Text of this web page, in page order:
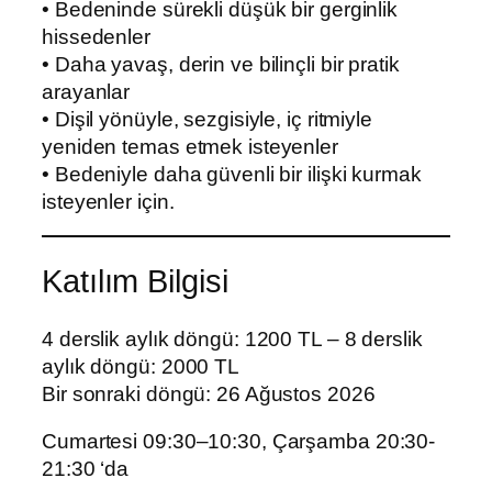
• Bedeninde sürekli düşük bir gerginlik
hissedenler
• Daha yavaş, derin ve bilinçli bir pratik
arayanlar
• Dişil yönüyle, sezgisiyle, iç ritmiyle
yeniden temas etmek isteyenler
• Bedeniyle daha güvenli bir ilişki kurmak
isteyenler için.
Katılım Bilgisi
4 derslik aylık döngü: 1200 TL – 8 derslik
aylık döngü: 2000 TL
Bir sonraki döngü: 26 Ağustos 2026
Cumartesi 09:30–10:30, Çarşamba 20:30-
21:30 ‘da